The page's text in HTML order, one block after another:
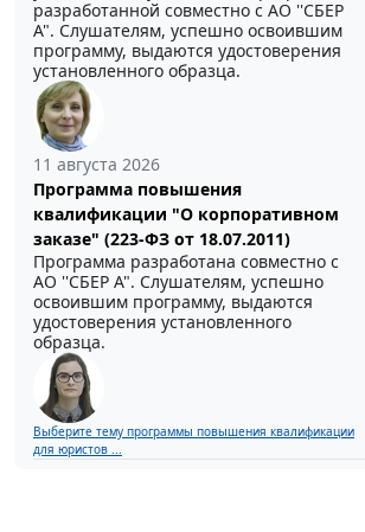
разработанной совместно с АО ''СБЕР
А". Слушателям, успешно освоившим
программу, выдаются удостоверения
установленного образца.
11 августа 2026
Программа повышения
квалификации "О корпоративном
заказе" (223-ФЗ от 18.07.2011)
Программа разработана совместно с
АО ''СБЕР А". Слушателям, успешно
освоившим программу, выдаются
удостоверения установленного
образца.
Выберите тему программы повышения квалификации
для юристов ...